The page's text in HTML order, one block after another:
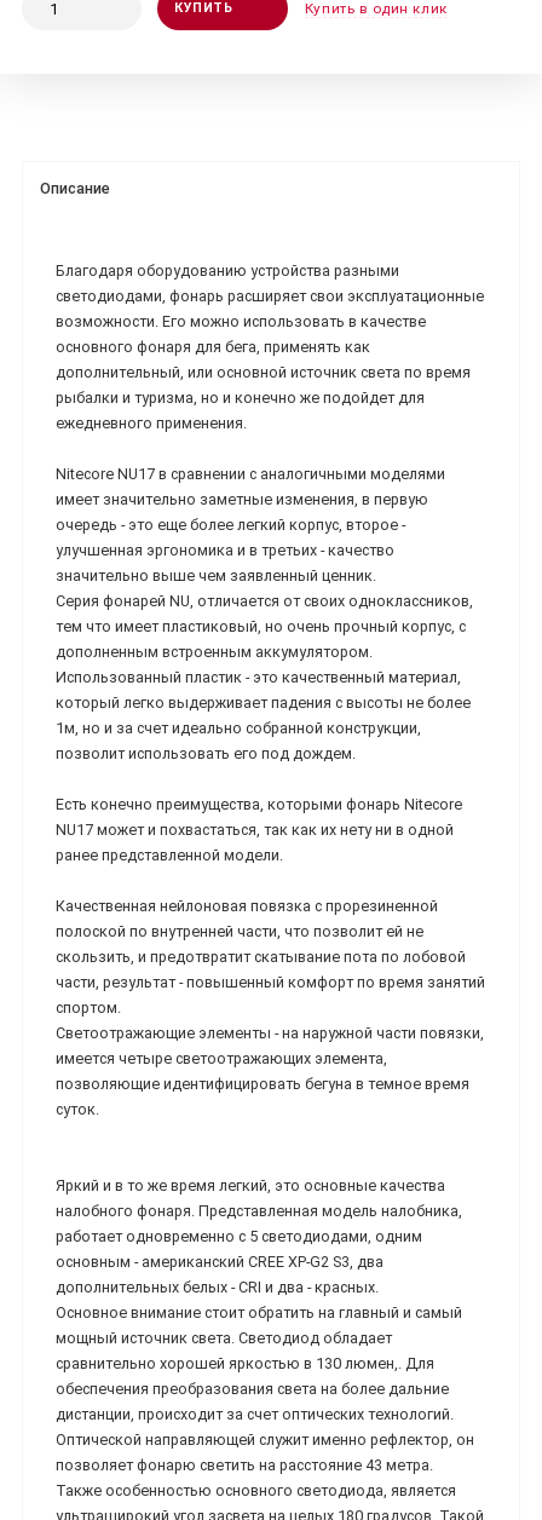
КУПИТЬ Купить в один клик
Описание
Благодаря оборудованию устройства разными
светодиодами, фонарь расширяет свои эксплуатационные
возможности. Его можно использовать в качестве
основного фонаря для бега, применять как
дополнительный, или основной источник света по время
рыбалки и туризма, но и конечно же подойдет для
ежедневного применения.
Nitecore NU17 в сравнении с аналогичными моделями
имеет значительно заметные изменения, в первую
очередь - это еще более легкий корпус, второе -
улучшенная эргономика и в третьих - качество
значительно выше чем заявленный ценник.
Серия фонарей NU, отличается от своих одноклассников,
тем что имеет пластиковый, но очень прочный корпус, с
дополненным встроенным аккумулятором.
Использованный пластик - это качественный материал,
который легко выдерживает падения с высоты не более
1м, но и за счет идеально собранной конструкции,
позволит использовать его под дождем.
Есть конечно преимущества, которыми фонарь Nitecore
NU17 может и похвастаться, так как их нету ни в одной
ранее представленной модели.
Качественная нейлоновая повязка с прорезиненной
полоской по внутренней части, что позволит ей не
скользить, и предотвратит скатывание пота по лобовой
части, результат - повышенный комфорт по время занятий
спортом.
Светоотражающие элементы - на наружной части повязки,
имеется четыре светоотражающих элемента,
позволяющие идентифицировать бегуна в темное время
суток.
Яркий и в то же время легкий, это основные качества
налобного фонаря. Представленная модель налобника,
работает одновременно с 5 светодиодами, одним
основным - американский CREE XP-G2 S3, два
дополнительных белых - CRI и два - красных.
Основное внимание стоит обратить на главный и самый
мощный источник света. Светодиод обладает
сравнительно хорошей яркостью в 130 люмен,. Для
обеспечения преобразования света на более дальние
дистанции, происходит за счет оптических технологий.
Оптической направляющей служит именно рефлектор, он
позволяет фонарю светить на расстояние 43 метра.
Также особенностью основного светодиода, является
ультраширокий угол засвета на целых 180 градусов. Такой